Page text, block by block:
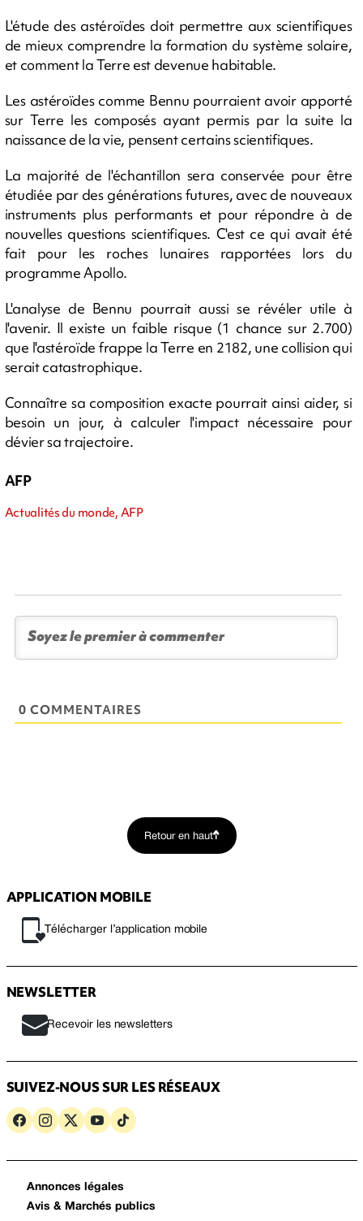
L'étude des astéroïdes doit permettre aux scientifiques
de mieux comprendre la formation du système solaire,
et comment la Terre est devenue habitable.
Les astéroïdes comme Bennu pourraient avoir apporté
sur Terre les composés ayant permis par la suite la
naissance de la vie, pensent certains scientifiques.
La majorité de l'échantillon sera conservée pour être
étudiée par des générations futures, avec de nouveaux
instruments plus performants et pour répondre à de
nouvelles questions scientifiques. C'est ce qui avait été
fait pour les roches lunaires rapportées lors du
programme Apollo.
L'analyse de Bennu pourrait aussi se révéler utile à
l'avenir. Il existe un faible risque (1 chance sur 2.700)
que l'astéroïde frappe la Terre en 2182, une collision qui
serait catastrophique.
Connaître sa composition exacte pourrait ainsi aider, si
besoin un jour, à calculer l'impact nécessaire pour
dévier sa trajectoire.
AFP
Actualités du monde, AFP
0 COMMENTAIRES
Retour en haut
APPLICATION MOBILE
Télécharger l’application mobile
NEWSLETTER
Recevoir les newsletters
SUIVEZ-NOUS SUR LES RÉSEAUX
Annonces légales
Avis & Marchés publics